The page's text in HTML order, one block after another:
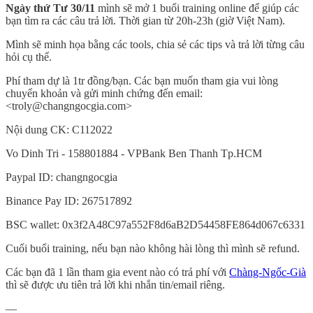
Ngày thứ Tư 30/11 mình sẽ mở 1 buổi training online để giúp các
bạn tìm ra các câu trả lời. Thời gian từ 20h-23h (giờ Việt Nam).
Mình sẽ minh họa bằng các tools, chia sẻ các tips và trả lời từng câu
hỏi cụ thể.
Phí tham dự là 1tr đồng/bạn. Các bạn muốn tham gia vui lòng
chuyển khoản và gửi minh chứng đến email:
<troly@changngocgia.com>
Nội dung CK: C112022
Vo Dinh Tri - 158801884 - VPBank Ben Thanh Tp.HCM
Paypal ID: changngocgia
Binance Pay ID: 267517892
BSC wallet: 0x3f2A48C97a552F8d6aB2D54458FE864d067c6331
Cuối buổi training, nếu bạn nào không hài lòng thì mình sẽ refund.
Các bạn đã 1 lần tham gia event nào có trả phí với Chàng-Ngốc-Già
thì sẽ được ưu tiên trả lời khi nhắn tin/email riêng.
—